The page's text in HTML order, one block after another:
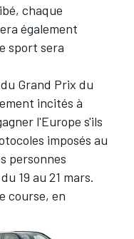
chaque
également
sport sera
Grand Prix du
incités à
l'Europe s'ils
imposés au
personnes
19 au 21 mars.
course, en